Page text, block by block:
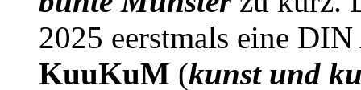
2025 eerstmals eine
KuuKuM (kunst und